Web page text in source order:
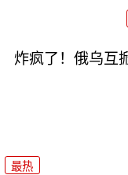
炸疯了！俄乌互
最热